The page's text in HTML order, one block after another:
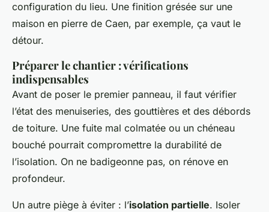
configuration du lieu. Une finition grésée sur une
maison en pierre de Caen, par exemple, ça vaut le
détour.
Préparer le chantier : vérifications
indispensables
Avant de poser le premier panneau, il faut vérifier
l’état des menuiseries, des gouttières et des débords
de toiture. Une fuite mal colmatée ou un chéneau
bouché pourrait compromettre la durabilité de
l’isolation. On ne badigeonne pas, on rénove en
profondeur.
Un autre piège à éviter : l’isolation partielle. Isoler